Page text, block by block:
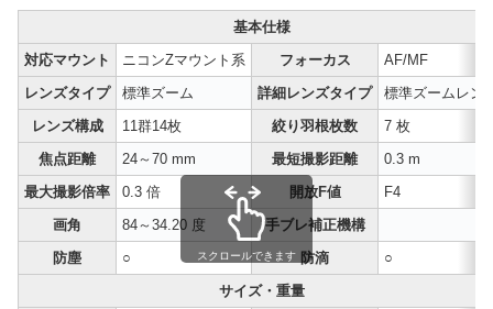
基本仕様
対応マウント
ニコンZマウント系 フォーカス
AF/MF
レンズタイプ
標準ズーム 詳細レンズタイプ
標準ズームレン
レンズ構成
11群14枚 絞り羽根枚数
7 枚
焦点距離
24～70 mm 最短撮影距離
0.3 m
最大撮影倍率
0.3 倍 開放F値
F4
画角
84～34.20 度
手ブレ補正機構
防塵
○ 防滴
○
サイズ・重量
スクロールできます